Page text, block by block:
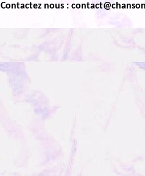
Contactez nous :